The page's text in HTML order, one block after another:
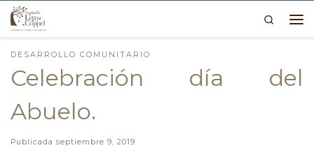
Skip to content
Search
DESARROLLO COMUNITARIO
Celebración día del
Abuelo.
Publicada septiembre 9, 2019